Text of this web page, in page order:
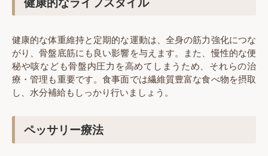
健康的な体重維持と定期的な運動は、全身の筋力強化につな
がり、骨盤底筋にも良い影響を与えます。また、慢性的な便
秘や咳なども骨盤内圧力を高めてしまうため、それらの治
療・管理も重要です。食事面では繊維質豊富な食べ物を摂取
し、水分補給もしっかり行いましょう。
ペッサリー療法